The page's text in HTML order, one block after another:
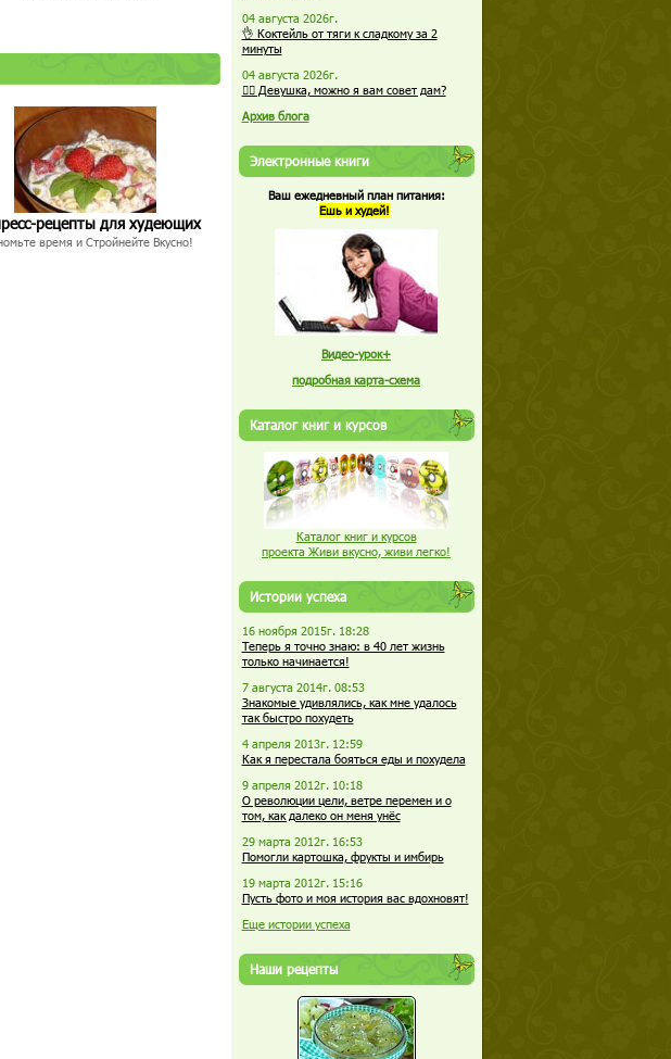
рецепты для худеющих
время и Стройнейте Вкусно!
04 августа 2026г.
👌 Коктейль от тяги к сладкому за 2
минуты
04 августа 2026г.
🏋️‍♀️ Девушка, можно я вам совет дам?
Архив блога
Электронные книги
Ваш ежедневный план питания:
Ешь и худей!
Видео-урок+
подробная карта-схема
Каталог книг и курсов
Каталог книг и курсов
проекта Живи вкусно, живи легко!
Истории успеха
16 ноября 2015г. 18:28
Теперь я точно знаю: в 40 лет жизнь
только начинается!
7 августа 2014г. 08:53
Знакомые удивлялись, как мне удалось
так быстро похудеть
4 апреля 2013г. 12:59
Как я перестала бояться еды и похудела
9 апреля 2012г. 10:18
О революции цели, ветре перемен и о
том, как далеко он меня унёс
29 марта 2012г. 16:53
Помогли картошка, фрукты и имбирь
19 марта 2012г. 15:16
Пусть фото и моя история вас вдохновят!
Еще истории успеха
Наши рецепты